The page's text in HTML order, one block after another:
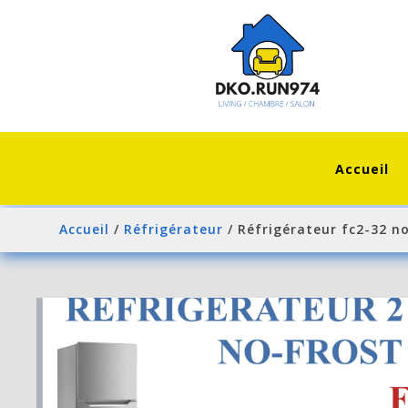
Accueil
Accueil / Réfrigérateur / Réfrigérateur fc2-32